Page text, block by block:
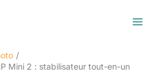
Mini 2 : stabilisateur tout-en-un